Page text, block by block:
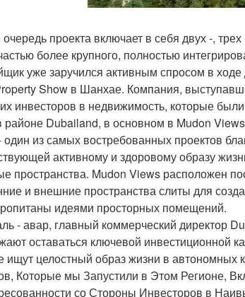
проекта включает в себя двух -,
более крупного, полностью
уже заручился активным спросом в
Show в Шанхае. Компания,
инвесторов в недвижимость, которые
районе Dubailand, в основном в Mudon
один из самых востребованных проектов
активному и здоровому образу
пространства. Mudon Views расположен
и внешние пространства слиты для
идеями просторных помещений.
- авар, главный коммерческий директор
оставаться ключевой инвестиционной
ищут целостный образ жизни в автономных
Которые мы Запустили в Этом Регионе,
со Стороны Инвесторов в